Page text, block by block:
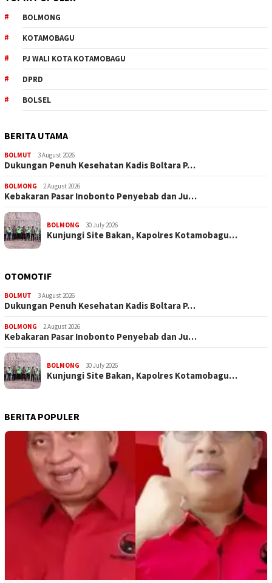
BOLMONG
KOTAMOBAGU
PJ WALI KOTA KOTAMOBAGU
DPRD
BOLSEL
BERITA UTAMA
BOLMUT 3 August 2026
Dukungan Penuh Kesehatan Kadis Boltara P…
BOLMONG 2 August 2026
Kebakaran Pasar Inobonto Penyebab dan Ju…
BOLMONG 30 July 2026
Kunjungi Site Bakan, Kapolres Kotamobagu…
OTOMOTIF
BOLMUT 3 August 2026
Dukungan Penuh Kesehatan Kadis Boltara P…
BOLMONG 2 August 2026
Kebakaran Pasar Inobonto Penyebab dan Ju…
BOLMONG 30 July 2026
Kunjungi Site Bakan, Kapolres Kotamobagu…
BERITA POPULER